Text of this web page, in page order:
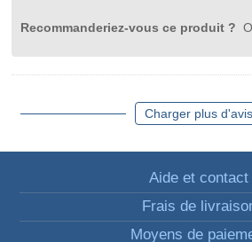
Recommanderiez-vous ce produit ?
Charger plus d'avis
Aide et contact
Frais de
Moyens de